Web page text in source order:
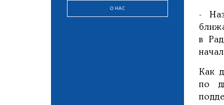
О НАС
-
в
Как
по